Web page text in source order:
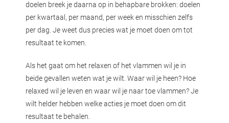
doelen breek je daarna op in behapbare brokken: doelen
per kwartaal, per maand, per week en misschien zelfs
per dag. Je weet dus precies wat je moet doen om tot
resultaat te komen.
Als het gaat om het relaxen of het vlammen wil je in
beide gevallen weten wat je wilt. Waar wil je heen? Hoe
relaxed wil je leven en waar wil je naar toe vlammen? Je
wilt helder hebben welke acties je moet doen om dit
resultaat te behalen.